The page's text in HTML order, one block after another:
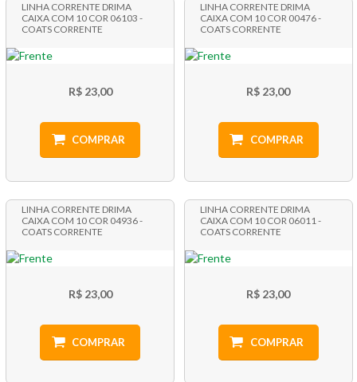
LINHA CORRENTE DRIMA
CAIXA COM 10 COR 06103 -
COATS CORRENTE
R$ 23,00
COMPRAR
LINHA CORRENTE DRIMA
CAIXA COM 10 COR 00476 -
COATS CORRENTE
R$ 23,00
COMPRAR
LINHA CORRENTE DRIMA
CAIXA COM 10 COR 04936 -
COATS CORRENTE
R$ 23,00
COMPRAR
LINHA CORRENTE DRIMA
CAIXA COM 10 COR 06011 -
COATS CORRENTE
R$ 23,00
COMPRAR